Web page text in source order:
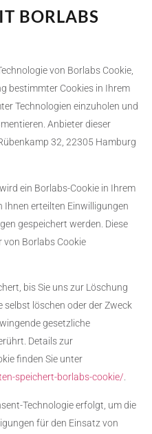
BORLABS
von Borlabs Cookie,
bestimmter Cookies in Ihrem
Technologien einzuholen und
Anbieter dieser
32, 22305 Hamburg
ein Borlabs-Cookie in Ihrem
Ihnen erteilten Einwilligungen
gespeichert werden. Diese
von Borlabs Cookie
bis Sie uns zur Löschung
löschen oder der Zweck
gesetzliche
Details zur
finden Sie unter
speichert-borlabs-cookie/
Technologie erfolgt, um die
für den Einsatz von